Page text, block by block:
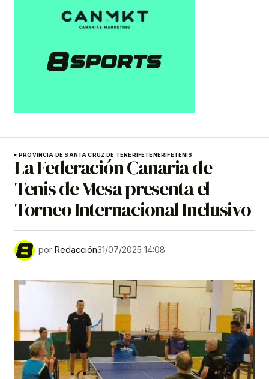
PROVINCIA DE SANTA CRUZ DE TENERIFETENERIFETENIS
La Federación Canaria de
Tenis de Mesa presenta el
Torneo Internacional Inclusivo
por Redacción31/07/2025 14:08